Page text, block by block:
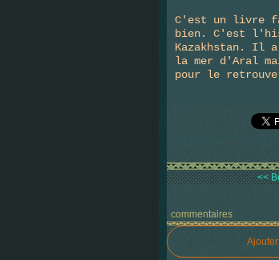
C'est un livre
bien. C'est
Kazakhstan. Il a
la mer d'Aral
pour le
<<
commentaires